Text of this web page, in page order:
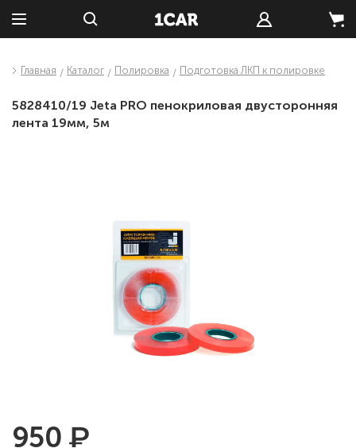
Главная Каталог Полировка Подготовка ЛКП к полировке
5828410/19 Jeta PRO пенокриловая двусторонняя
лента 19мм, 5м
950 ₽